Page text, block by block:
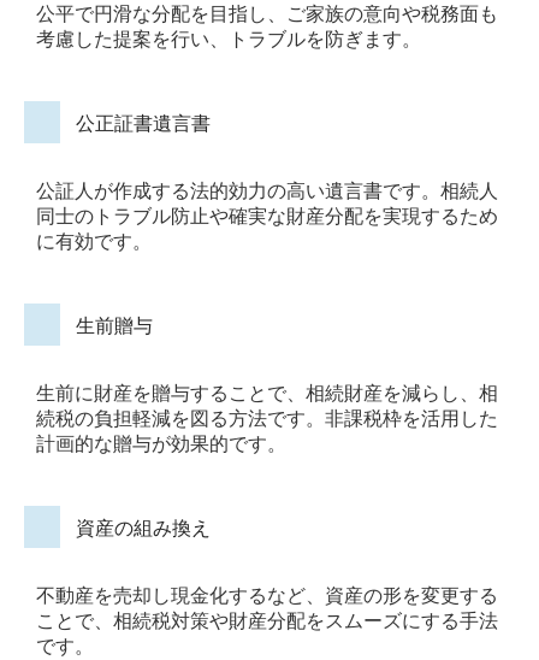
公平で円滑な分配を目指し、ご家族の意向や税務面も
考慮した提案を行い、トラブルを防ぎます。
公正証書遺言書
公証人が作成する法的効力の高い遺言書です。相続人
同士のトラブル防止や確実な財産分配を実現するため
に有効です。
生前贈与
生前に財産を贈与することで、相続財産を減らし、相
続税の負担軽減を図る方法です。非課税枠を活用した
計画的な贈与が効果的です。
資産の組み換え
不動産を売却し現金化するなど、資産の形を変更する
ことで、相続税対策や財産分配をスムーズにする手法
です。